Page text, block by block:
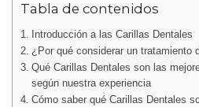
Tabla de contenidos
Introducción a las Carillas Dentales
¿Por qué considerar un tratamiento
Qué Carillas Dentales son las
según nuestra experiencia
Cómo saber qué Carillas Dentales